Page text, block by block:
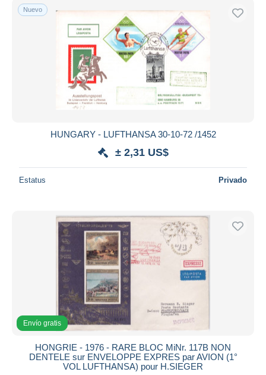
Nuevo
HUNGARY - LUFTHANSA 30-10-72 /1452
± 2,31 US$
Estatus Privado
Envío gratis
HONGRIE - 1976 - RARE BLOC MiNr. 117B NON
DENTELE sur ENVELOPPE EXPRES par AVION (1°
VOL LUFTHANSA) pour H.SIEGER